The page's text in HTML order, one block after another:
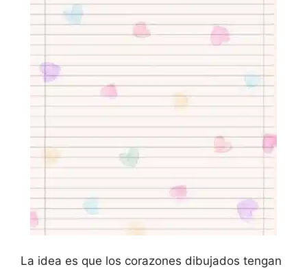
La idea es que los corazones dibujados tengan